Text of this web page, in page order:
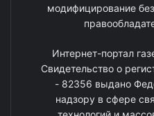
модифицирование
Интернет-портал
Свидетельство о
- 82356 выдано
надзору в сфере